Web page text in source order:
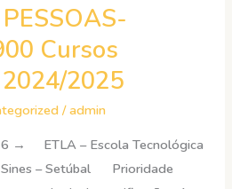
Cursos
2025
/admin
→ ETLA – Escola Tecnológica
– Setúbal Prioridade